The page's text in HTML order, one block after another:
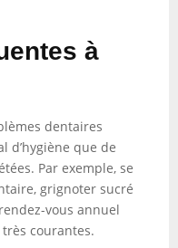
à
dentaires
d’hygiène que de
Par exemple, se
grignoter sucré
vous annuel
courantes.